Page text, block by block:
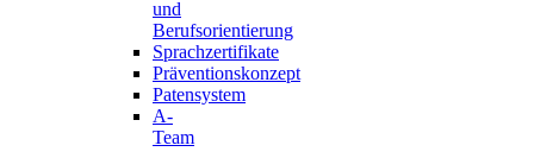
und
Berufsorientierung
Sprachzertifikate
Präventionskonzept
Patensystem
A-
Team